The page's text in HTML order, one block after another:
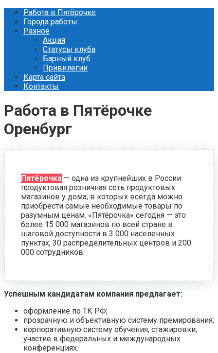
Перейти
контенту
Работа в Пятёрочке
Города работы
Разное
Акция
Статусы клуба
Барный клуб
Привилегии
Карта сайта
Контакты
Работа в Пятёрочке
Оренбург
Пятёрочка — одна из крупнейших в России
продуктовая розничная сеть продуктовых
магазинов у дома, в которых всегда можно
приобрести самые необходимые товары по
разумным ценам. «Пятёрочка» сегодня — это
более 15 000 магазинов по всей стране в
шаговой доступности в 3 000 населенных
пунктах, 30 распределительных центров и 200
000 сотрудников.
Успешным кандидатам компания предлагает:
оформление по ТК РФ;
прозрачную и объективную систему премирования;
корпоративную систему обучения, стажировки,
участие в федеральных и международных
конференциях.